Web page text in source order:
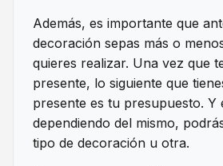
Además, es importante que
decoración sepas más o
quieres realizar. Una vez que
presente, lo siguiente que
presente es tu presupuesto. Y
dependiendo del mismo,
tipo de decoración u otra.